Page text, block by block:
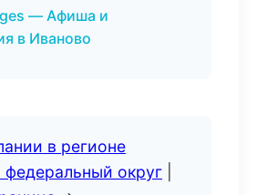
— Афиша и
в Иваново
в регионе
округ